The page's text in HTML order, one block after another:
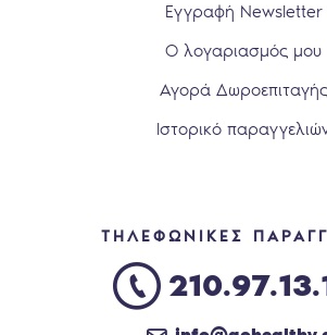
Εγγραφή Newsletter
Ο λογαριασμός μου
Αγορά Δωροεπιταγής
Ιστορικό
ΤΗΛΕΦΩΝΙΚΕΣ